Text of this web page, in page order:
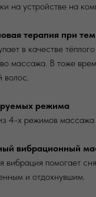
на устройстве на
терапия при
в качестве
массажа. В тоже
волос.
режима
4-х режимов массажа
вибрационный
вибрация помогает
и отдохнувшим.